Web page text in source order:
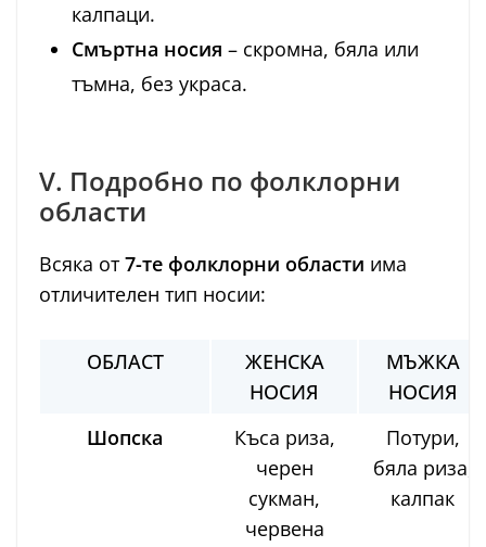
калпаци.
Смъртна носия – скромна, бяла или
тъмна, без украса.
V. Подробно по фолклорни
области
Всяка от7-те фолклорни области има
отличителен тип носии:
ОБЛАСТ
ЖЕНСКА
НОСИЯ
МЪЖКА
НОСИЯ
Шопска
Къса риза,
черен
сукман,
червена
Потури,
бяла риза,
калпак